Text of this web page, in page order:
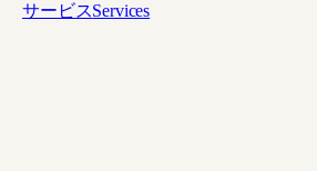
サービスServices